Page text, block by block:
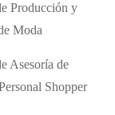
Producción y
Moda
Asesoría de
Shopper